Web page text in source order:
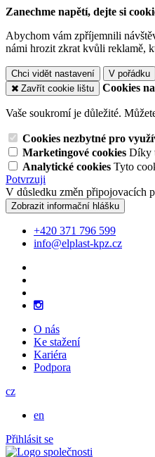
Zanechme napětí, dejte si
Abychom vám zpříjemnili
námi hrozit zkrat kvůli reklamě,
Chci vidět nastavení
V pořádku
Zavřít cookie lištu
Cookies
Vaše soukromí je důležité.
Cookies nezbytné pro
Marketingové cookies Díky
Analytické cookies Tyto
Potvrzuji
V důsledku změn připojovacích
Zobrazit informační hlášku
+420 371 796 599
info@elplast-kpz.cz
O nás
Ke stažení
Kariéra
Podpora
cz
en
Přihlásit se